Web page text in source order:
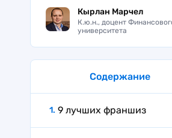
Кырлан Марчел
К.ю.н., доцент
университета
Содержание
9 лучших франшиз